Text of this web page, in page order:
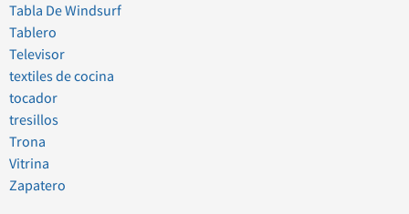
Tabla De Windsurf
Tablero
Televisor
textiles de cocina
tocador
tresillos
Trona
Vitrina
Zapatero